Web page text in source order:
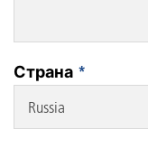
Страна *
Russia